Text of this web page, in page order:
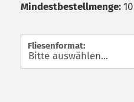
Mindestbestellmenge:
Fliesenformat: